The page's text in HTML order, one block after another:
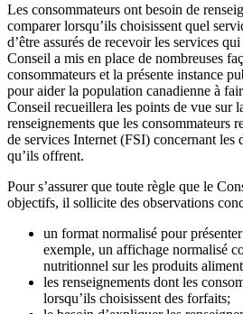
Les consommateurs ont besoin de
comparer lorsqu’ils choisissent quel
d’être assurés de recevoir les services
Conseil a mis en place de nombreuses
consommateurs et la présente instance
pour aider la population canadienne à
Conseil recueillera les points de vue sur
renseignements que les consommateurs
de services Internet (FSI) concernant les
qu’ils offrent.
Pour s’assurer que toute règle que le
objectifs, il sollicite des observations
un format normalisé pour
exemple, un affichage normalisé
nutritionnel sur les produits
les renseignements dont les
lorsqu’ils choisissent des forfaits;